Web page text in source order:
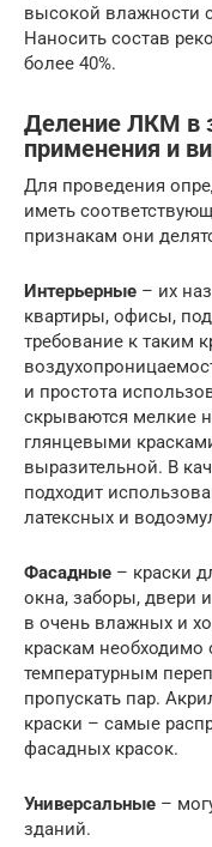
высокой влажности
Наносить состав
более 40%.
Деление ЛКМ в
применения и
Для проведения
иметь
признакам они
Интерьерные – их
квартиры, офисы,
требование к таким
и простота
скрываются мелкие
глянцевыми
выразительной. В
подходит
латексных и
Фасадные – краски
окна, заборы, двери
в очень влажных и
краскам необходимо
температурным
пропускать пар.
краски – самые
фасадных красок.
Универсальные –
зданий.